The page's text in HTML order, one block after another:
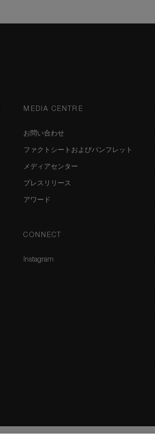
MEDIA CENTRE
お問い合わせ
ファクトシートおよびパンフレット
メディアセンター
プレスリリース
アワード
CONNECT
Instagram